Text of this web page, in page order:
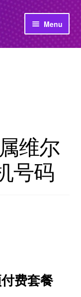
Menu
维尔
号码
费套餐